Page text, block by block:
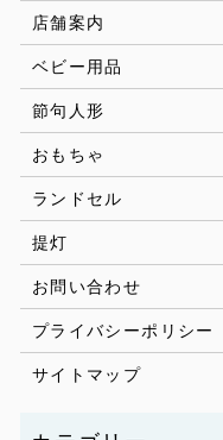
店舗案内
ベビー用品
節句人形
おもちゃ
ランドセル
提灯
お問い合わせ
プライバシーポリシー
サイトマップ